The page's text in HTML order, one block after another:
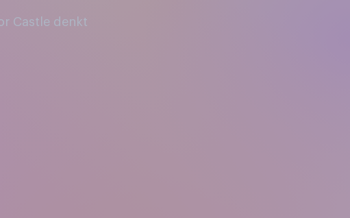
Castle denkt